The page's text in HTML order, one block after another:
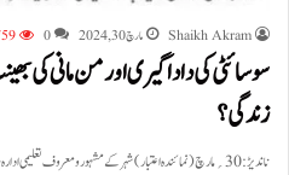
Shaikh Akram مارچ 30, 2024 0
سوسائٹی کی دادا گیری اور من مانی کی
زندگی؟
ناندیڑ:30؍مارچ ( نمائندہ اعتبار) شہرکے مشہور و معروف تعلیمی ادارہ صفا اردو پرائمری اسکول تہورا باغ واگھی روڈ وزیرآباد ناندیڑ…